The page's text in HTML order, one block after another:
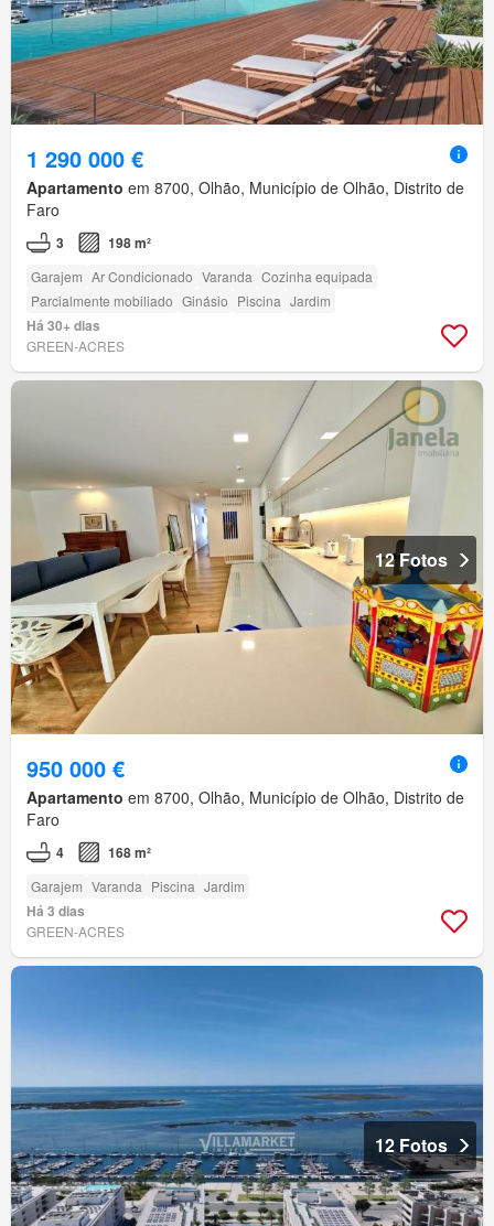
1 290 000 €
Apartamento em 8700, Olhão, Município de Olhão, Distrito de
Faro
3 198 m²
Garajem Ar Condicionado Varanda Cozinha equipada
Parcialmente mobiliado Ginásio Piscina Jardim
Há 30+ dias
GREEN-ACRES
12 Fotos
950 000 €
Apartamento em 8700, Olhão, Município de Olhão, Distrito de
Faro
4 168 m²
Garajem Varanda Piscina Jardim
Há 3 dias
GREEN-ACRES
12 Fotos